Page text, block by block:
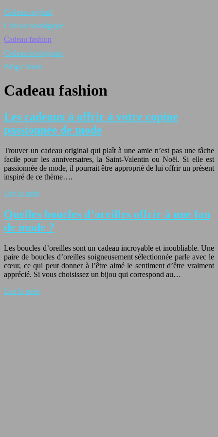
Cadeau original
Cadeau nostalgique
Cadeau fashion
Cadeau écologique
Blog cadeau
Cadeau fashion
Les cadeaux à offrir à votre copine
passionnée de mode
Trouver un cadeau original qui plaît à une amie n’est pas une tâche
facile pour les anniversaires, la Saint-Valentin ou Noël. Si elle est
passionnée de mode, il pourrait être approprié de lui offrir un présent
inspiré de ce thème….
Lire la suite
Quelles boucles d’oreilles offrir à une fan
de mode ?
Les boucles d’oreilles sont un cadeau incroyable et inoubliable. Une
paire de boucles d’oreilles soigneusement sélectionnée parle avec le
cœur, ce qui peut donner à l’être aimé le sentiment d’être vraiment
apprécié. Si vous choisissez un bijou qui correspond au…
Lire la suite